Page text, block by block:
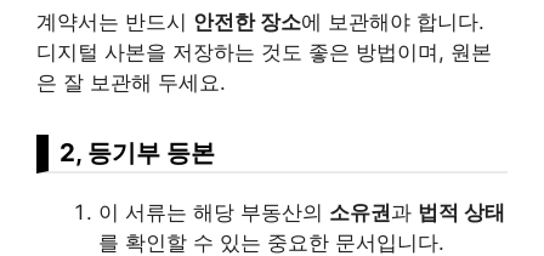
계약서는 반드시 안전한 장소에 보관해야 합니다.
디지털 사본을 저장하는 것도 좋은 방법이며, 원본
은 잘 보관해 두세요.
2, 등기부 등본
이 서류는 해당 부동산의 소유권과 법적 상태
를 확인할 수 있는 중요한 문서입니다.